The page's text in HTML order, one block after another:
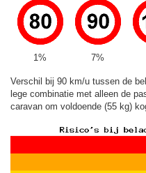
1% 7%
Verschil bij 90 km/u tussen de
lege combinatie met alleen de
caravan om voldoende (55 kg)